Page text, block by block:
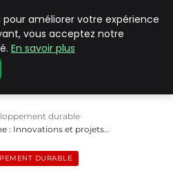
ADVANCED
durable
: Innovations et projets…
DURABLE
pour améliorer votre expérience
vous acceptez notre
En savoir plus